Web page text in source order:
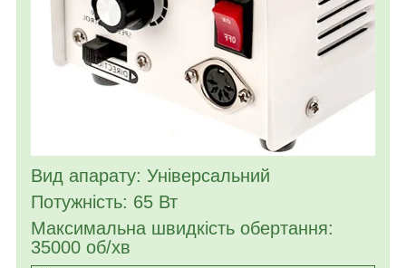
Вид апарату: Універсальний
Потужність: 65 Вт
Максимальна швидкість обертання:
35000 об/хв